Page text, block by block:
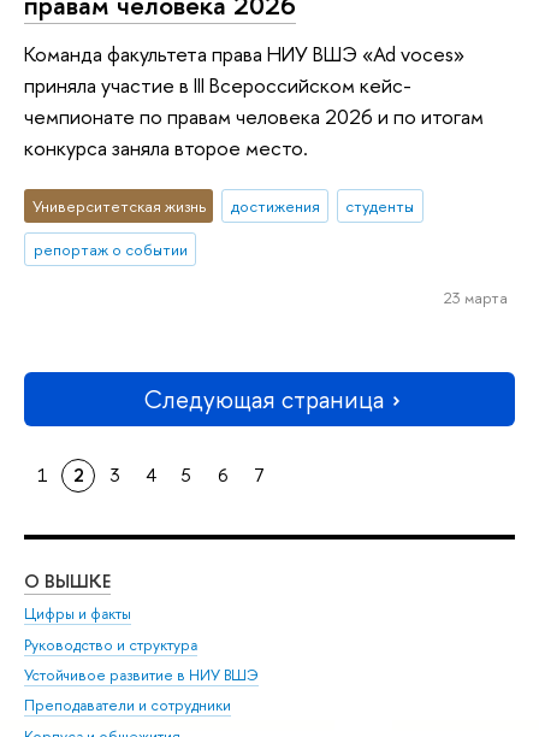
Команда факультета права НИУ ВШЭ «Ad voces»
приняла участие в III Всероссийском кейс-
чемпионате по правам человека 2026 и по итогам
конкурса заняла второе место.
Университетская жизнь достижения
студенты
репортаж о событии
23 марта
Следующая страница
1 2 3 4 5 6 7
О ВЫШКЕ
Цифры и факты
Руководство и структура
Устойчивое развитие в НИУ ВШЭ
Преподаватели и сотрудники